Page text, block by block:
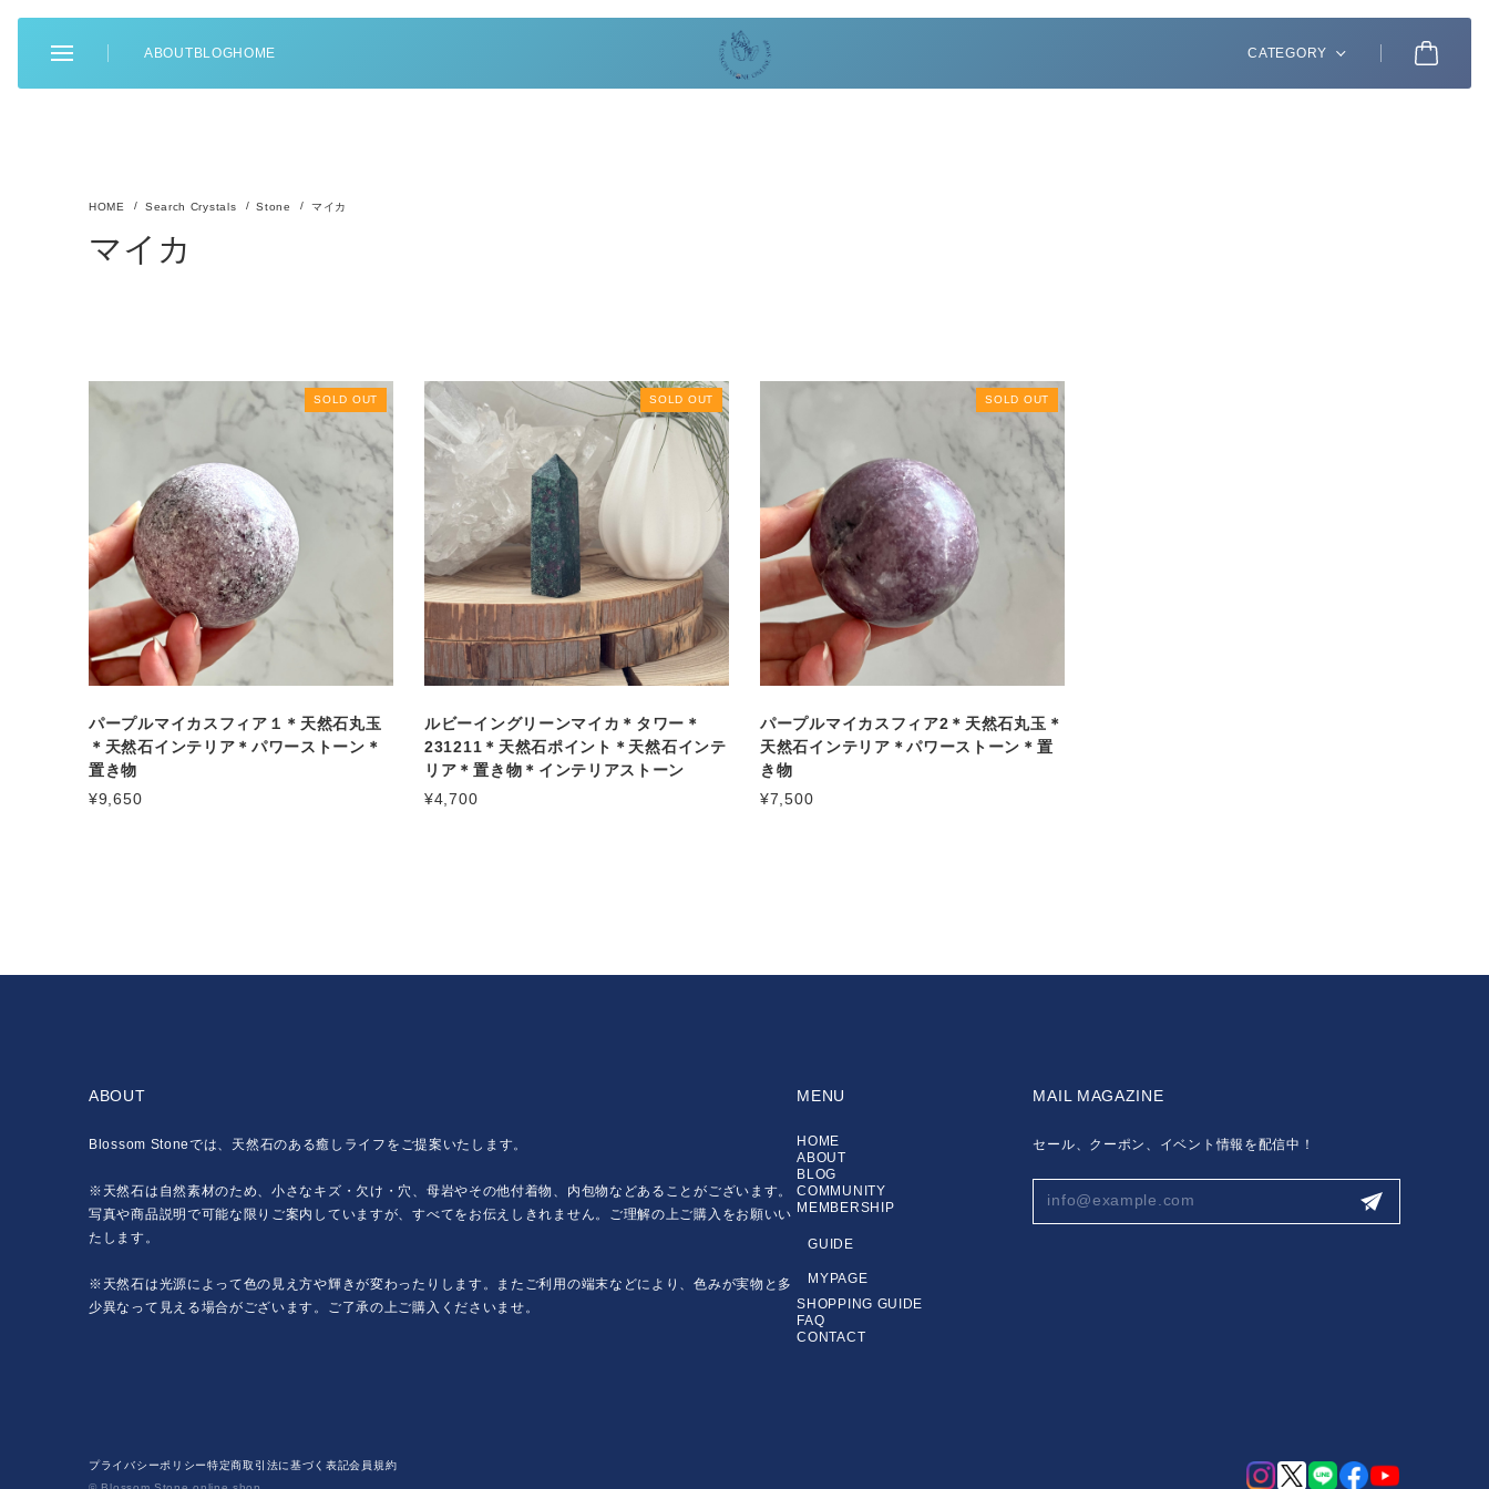
ABOUTBLOGHOME CATEGORY
Search Crystals Stone マイカ
マイカ
SOLD OUT
パープルマイカスフィア１＊天然石丸玉
＊天然石インテリア＊パワーストーン＊
置き物
¥9,650
SOLD OUT
ルビーイングリーンマイカ＊タワー＊
231211＊天然石ポイント＊天然石インテ
リア＊置き物＊インテリアストーン
¥4,700
SOLD OUT
パープルマイカスフィア2＊天然石丸玉＊
天然石インテリア＊パワーストーン＊置
き物
¥7,500
ABOUT
Blossom Stoneでは、天然石のある癒しライフをご提案いたします。
※天然石は自然素材のため、小さなキズ・欠け・穴、母岩やその他付着物、内包物などあることがございます。
写真や商品説明で可能な限りご案内していますが、すべてをお伝えしきれません。ご理解の上ご購入をお願いい
たします。
※天然石は光源によって色の見え方や輝きが変わったりします。またご利用の端末などにより、色みが実物と多
少異なって見える場合がございます。ご了承の上ご購入くださいませ。
MENU
HOME
ABOUT
BLOG
COMMUNITY
MEMBERSHIP
GUIDE
MYPAGE
SHOPPING GUIDE
FAQ
CONTACT
MAIL MAGAZINE
セール、クーポン、イベント情報を配信中！
プライバシーポリシー特定商取引法に基づく表記会員規約